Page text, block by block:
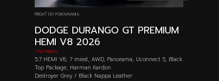
PRIDAŤ DO POROVNANIA
DODGE DURANGO GT PREMIUM
HEMI V8 2026
/ NA PREDAJ
5.7 HEMI V8, 7 miest, AWD, Panorama, Uconnect 5, Black
Top Package, Harman Kardon
Destroyer Grey / Black Nappa Leather